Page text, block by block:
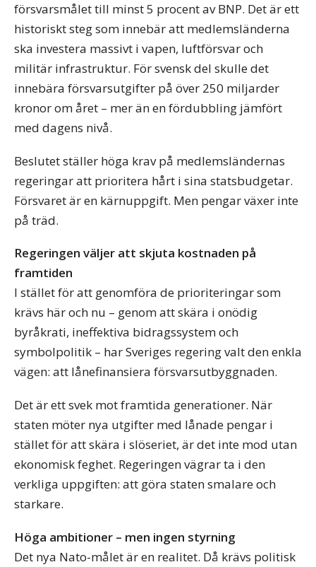
försvarsmålet till minst 5 procent av BNP. Det är ett
historiskt steg som innebär att medlemsländerna
ska investera massivt i vapen, luftförsvar och
militär infrastruktur. För svensk del skulle det
innebära försvarsutgifter på över 250 miljarder
kronor om året – mer än en fördubbling jämfört
med dagens nivå.
Beslutet ställer höga krav på medlemsländernas
regeringar att prioritera hårt i sina statsbudgetar.
Försvaret är en kärnuppgift. Men pengar växer inte
på träd.
Regeringen väljer att skjuta kostnaden på
framtiden
I stället för att genomföra de prioriteringar som
krävs här och nu – genom att skära i onödig
byråkrati, ineffektiva bidragssystem och
symbolpolitik – har Sveriges regering valt den enkla
vägen: att lånefinansiera försvarsutbyggnaden.
Det är ett svek mot framtida generationer. När
staten möter nya utgifter med lånade pengar i
stället för att skära i slöseriet, är det inte mod utan
ekonomisk feghet. Regeringen vägrar ta i den
verkliga uppgiften: att göra staten smalare och
starkare.
Höga ambitioner – men ingen styrning
Det nya Nato-målet är en realitet. Då krävs politisk